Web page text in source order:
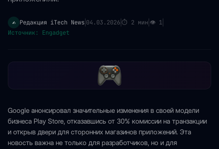
✍️ Редакция iTech News 04.03.2026⏱ 2 мин 👁 1
Источник: Engadget
Google анонсировал значительные изменения в своей модели
бизнеса Play Store, отказавшись от 30% комиссии на транзакции
и открыв двери для сторонних магазинов приложений. Эта
новость важна не только для разработчиков, но и для